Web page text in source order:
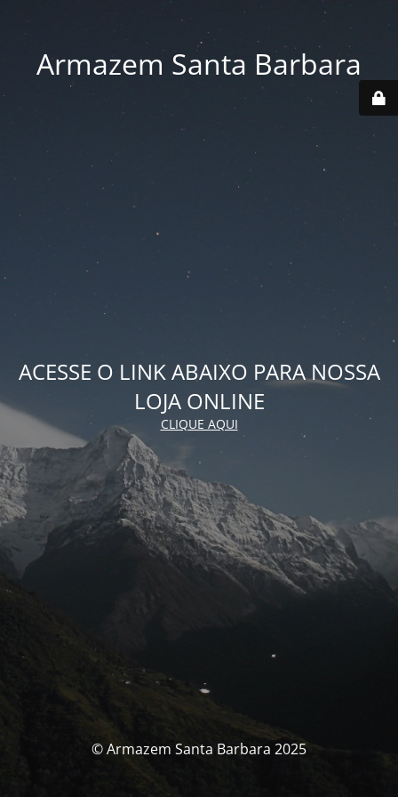
Armazem Santa Barbara
ACESSE O LINK ABAIXO PARA NOSSA
LOJA ONLINE
CLIQUE AQUI
© Armazem Santa Barbara 2025